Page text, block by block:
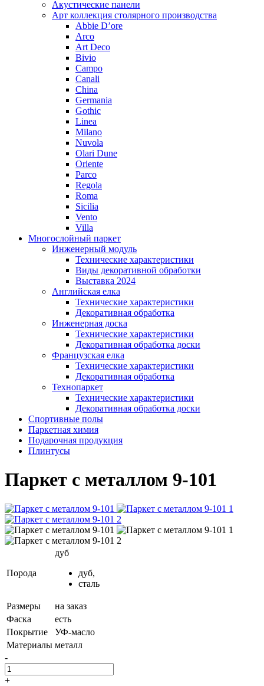
Акустические панели
Арт коллекция столярного производства
Abbie D’ore
Arco
Art Deco
Bivio
Campo
Canali
China
Germania
Gothic
Linea
Milano
Nuvola
Olari Dune
Oriente
Parco
Regola
Roma
Sicilia
Vento
Villa
Многослойный паркет
Инженерный модуль
Технические характеристики
Виды декоративной обработки
Выставка 2024
Английская елка
Технические характеристики
Декоративная обработка
Инженерная доска
Технические характеристики
Декоративная обработка доски
Французская елка
Технические характеристики
Декоративная обработка
Технопаркет
Технические характеристики
Декоративная обработка доски
Спортивные полы
Паркетная химия
Подарочная продукция
Плинтусы
Паркет с металлом 9-101
Порода
дуб
дуб,
сталь
Размеры
на заказ
Фаска
есть
Покрытие
УФ-масло
Материалы металл
-
+